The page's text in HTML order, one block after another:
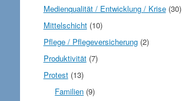
Medienqualität / Entwicklung / Krise(30)
Mittelschicht(10)
Pflege / Pflegeversicherung(2)
Produktivität(7)
Protest(13)
Familien (9)